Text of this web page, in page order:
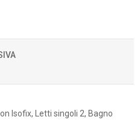
Isofix, Letti singoli 2, Bagno